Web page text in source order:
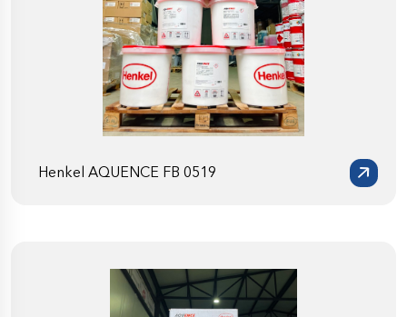
Henkel AQUENCE FB 0519